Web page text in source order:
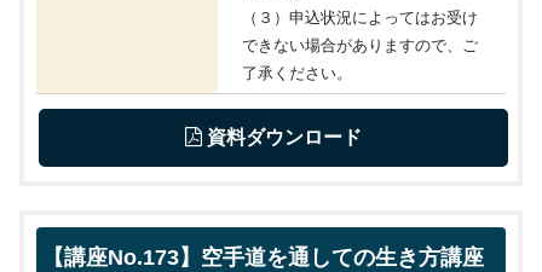
（３）申込状況によってはお受け
できない場合がありますので、ご
了承ください。
資料ダウンロード
【講座No.173】空手道を通しての生き方講座